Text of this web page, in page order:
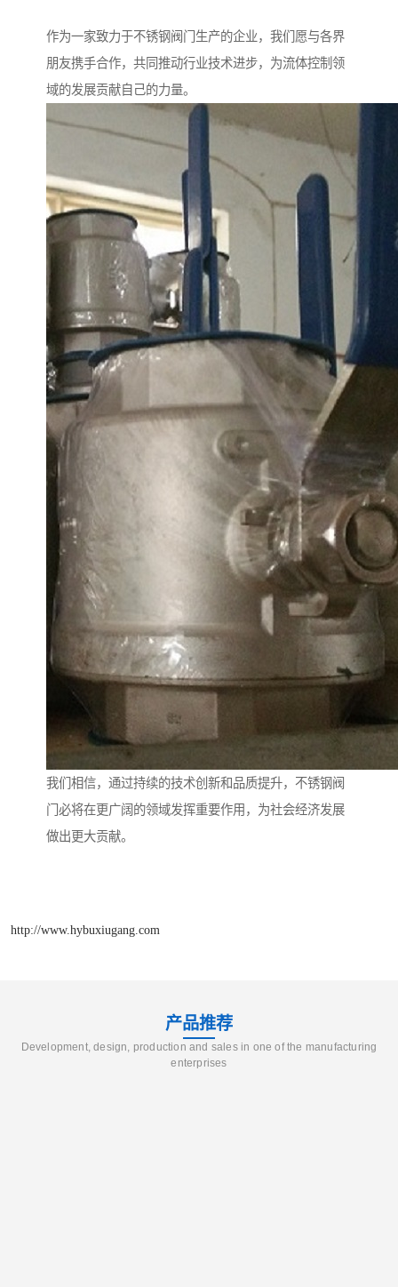
作为一家致力于不锈钢阀门生产的企业，我们愿与各界
朋友携手合作，共同推动行业技术进步，为流体控制领
域的发展贡献自己的力量。
我们相信，通过持续的技术创新和品质提升，不锈钢阀
门必将在更广阔的领域发挥重要作用，为社会经济发展
做出更大贡献。
http://www.hybuxiugang.com
产品推荐
Development, design, production and sales in one of the manufacturing
enterprises